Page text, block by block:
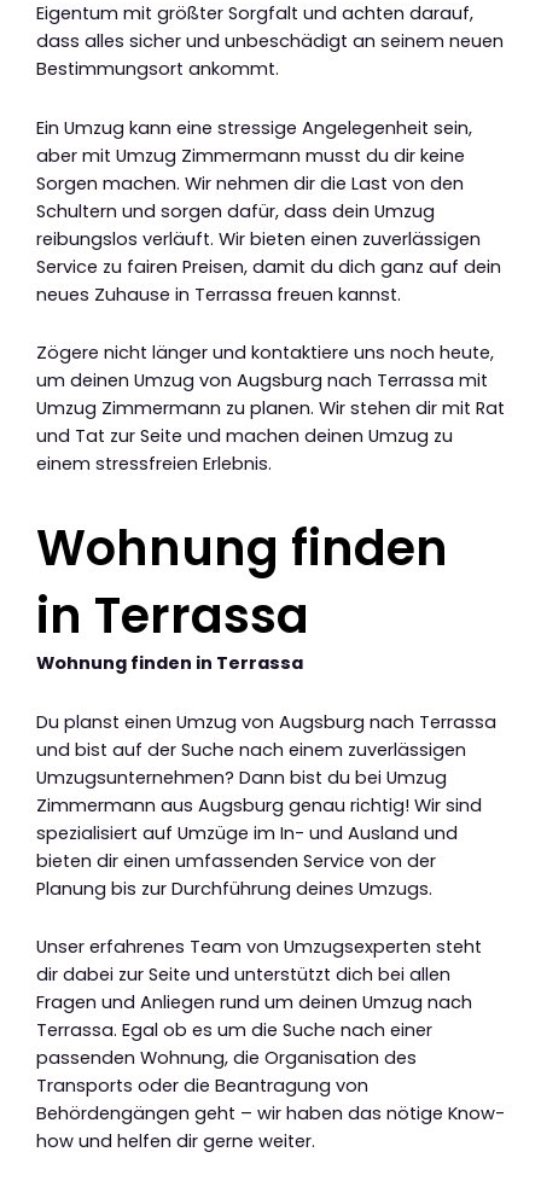
Eigentum mit größter Sorgfalt und achten darauf,
dass alles sicher und unbeschädigt an seinem neuen
Bestimmungsort ankommt.
Ein Umzug kann eine stressige Angelegenheit sein,
aber mit Umzug Zimmermann musst du dir keine
Sorgen machen. Wir nehmen dir die Last von den
Schultern und sorgen dafür, dass dein Umzug
reibungslos verläuft. Wir bieten einen zuverlässigen
Service zu fairen Preisen, damit du dich ganz auf dein
neues Zuhause in Terrassa freuen kannst.
Zögere nicht länger und kontaktiere uns noch heute,
um deinen Umzug von Augsburg nach Terrassa mit
Umzug Zimmermann zu planen. Wir stehen dir mit Rat
und Tat zur Seite und machen deinen Umzug zu
einem stressfreien Erlebnis.
Wohnung finden
in Terrassa
Wohnung finden in Terrassa
Du planst einen Umzug von Augsburg nach Terrassa
und bist auf der Suche nach einem zuverlässigen
Umzugsunternehmen? Dann bist du bei Umzug
Zimmermann aus Augsburg genau richtig! Wir sind
spezialisiert auf Umzüge im In- und Ausland und
bieten dir einen umfassenden Service von der
Planung bis zur Durchführung deines Umzugs.
Unser erfahrenes Team von Umzugsexperten steht
dir dabei zur Seite und unterstützt dich bei allen
Fragen und Anliegen rund um deinen Umzug nach
Terrassa. Egal ob es um die Suche nach einer
passenden Wohnung, die Organisation des
Transports oder die Beantragung von
Behördengängen geht – wir haben das nötige Know-
how und helfen dir gerne weiter.